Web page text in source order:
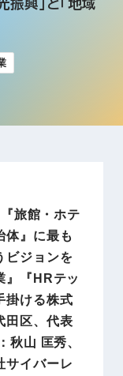
興」と「地域
旅館・ホテ
体』に最も
ビジョンを
』『HRテッ
掛ける株式
田区、代表
秋山 匡秀、
サイバーレ